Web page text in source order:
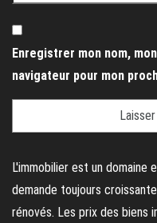
Enregistrer mon nom,
navigateur pour mon
L'immobilier est un domaine
demande toujours
rénovés. Les prix des biens